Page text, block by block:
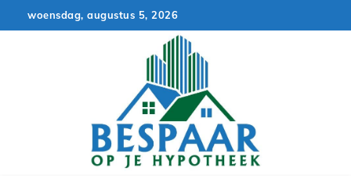
to
woensdag, augustus 5, 2026